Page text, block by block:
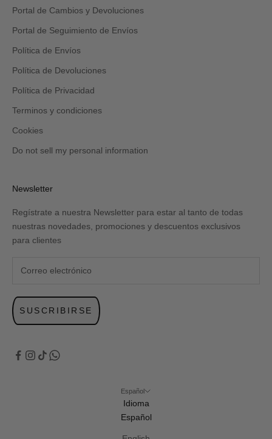
carpeta
de
promociones
spam.
Portal de Cambios y Devoluciones
Portal de Seguimiento de Envíos
Política de Envíos
Política de Devoluciones
Política de Privacidad
Terminos y condiciones
Cookies
Do not sell my personal information
Newsletter
Regístrate a nuestra Newsletter para estar al tanto de todas
nuestras novedades, promociones y descuentos exclusivos
para clientes
SUSCRIBIRSE
Español
Idioma
Español